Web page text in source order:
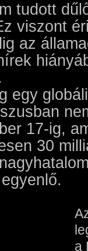
tudott
viszont
az
egy
17-ig,
30
a